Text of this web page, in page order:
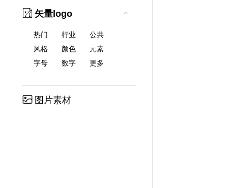
矢量logo
热门 行业
公共
风格
颜色
元素
字母
数字 更多
图片素材